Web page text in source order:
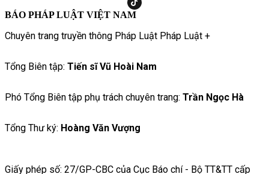
BÁO PHÁP LUẬT VIỆT NAM
Chuyên trang truyền thông Pháp Luật Pháp Luật +
Tổng Biên tập: Tiến sĩ Vũ Hoài Nam
Phó Tổng Biên tập phụ trách chuyên trang: Trần Ngọc Hà
Tổng Thư ký: Hoàng Văn Vượng
Giấy phép số: 27/GP-CBC của Cục Báo chí - Bộ TT&TT cấp